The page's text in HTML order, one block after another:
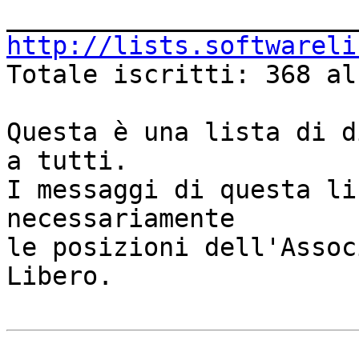
http://
Totale iscritti: 368 al
Questa è una lista di
a tutti.
I messaggi di questa
necessariamente
le posizioni
Libero.